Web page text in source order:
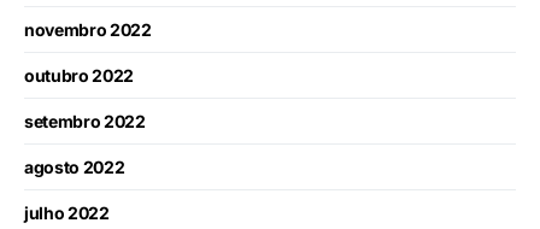
novembro 2022
outubro 2022
setembro 2022
agosto 2022
julho 2022